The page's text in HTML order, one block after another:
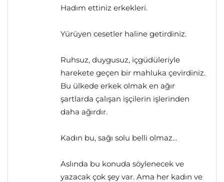
Hadım ettiniz erkekleri.
Yürüyen cesetler haline getirdiniz.
Ruhsuz, duygusuz, içgüdüleriyle
harekete geçen bir mahluka çevirdiniz.
Bu ülkede erkek olmak en ağır
şartlarda çalışan işçilerin işlerinden
daha ağırdır.
Kadın bu, sağı solu belli olmaz...
Aslında bu konuda söylenecek ve
yazacak çok şey var. Ama her kadın ve